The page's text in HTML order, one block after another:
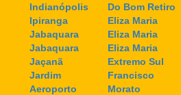
Indianópolis
Ipiranga
Jabaquara
Jabaquara
Jaçanã
Jardim
Aeroporto
Do Bom Retiro
Eliza Maria
Eliza Maria
Eliza Maria
Extremo Sul
Francisco
Morato